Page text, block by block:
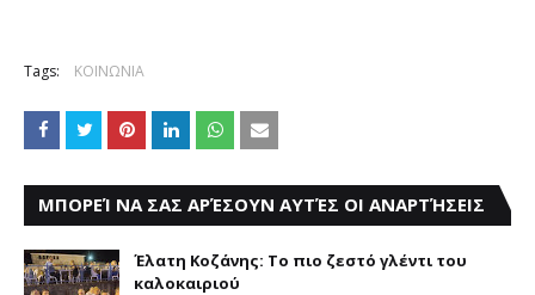
Tags: ΚΟΙΝΩΝΙΑ
ΜΠΟΡΕΊ ΝΑ ΣΑΣ ΑΡΈΣΟΥΝ ΑΥΤΈΣ ΟΙ ΑΝΑΡΤΉΣΕΙΣ
Έλατη Κοζάνης: Το πιο ζεστό γλέντι του
καλοκαιριού